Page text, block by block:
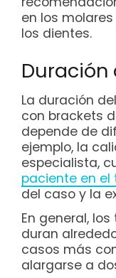
en los
los dientes.
La duración
con brackets
depende de
ejemplo, la
especialista,
paciente en
del caso y la
En general,
duran
casos más
alargarse a